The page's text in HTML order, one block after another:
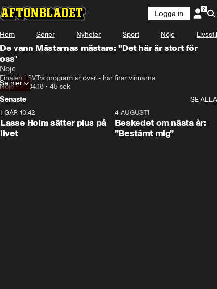
Logga in
Hem Serier Nyheter Sport Nöje Livsstil
De vann Mästarnas mästare: ”Det här är stort för
oss"
Nöje
Finalen i SVT:s program är över - här firar vinnarna
Nöje•29.04.18 • 45 sek
Se mer
Senaste
SE ALLA
I GÅR 10:42
Lasse Holm sätter plus på
livet
4 AUGUSTI
Beskedet om nästa år:
”Bestämt mig”